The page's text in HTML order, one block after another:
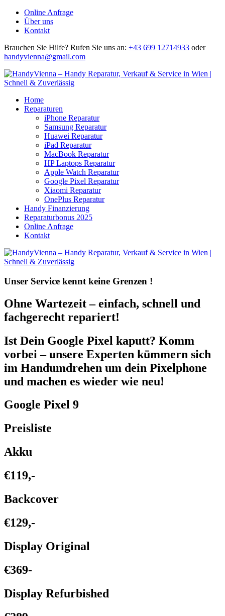
Online Anfrage
Über uns
Kontakt
Brauchen Sie Hilfe? Rufen Sie uns an: +43 699 12714933 oder
handyvienna@gmail.com
Home
Reparaturen
iPhone Reparatur
Samsung Reparatur
Huawei Reparatur
iPad Reparatur
MacBook Reparatur
HP Laptops Reparatur
Apple Watch Reparatur
Google Pixel Reparatur
Xiaomi Reparatur
OnePlus Reparatur
Handy Finanzierung
Reparaturbonus 2025
Online Anfrage
Kontakt
Unser Service kennt keine Grenzen !
Ohne Wartezeit – einfach, schnell und
fachgerecht repariert!
Ist Dein Google Pixel kaputt? Komm
vorbei – unsere Experten kümmern sich
im Handumdrehen um dein Pixelphone
und machen es wieder wie neu!
Google Pixel 9
Preisliste
Akku
€119,-
Backcover
€129,-
Display Original
€369-
Display Refurbished